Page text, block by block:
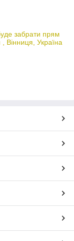
забрати прям
Вінниця, Україна